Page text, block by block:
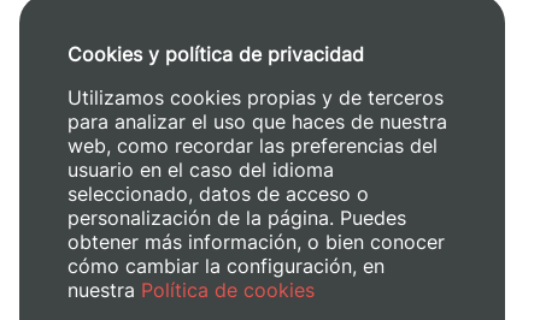
Exposició col·lectiva T47
Aquest dijous 5 de març a les 14.00 h.
s’inaugura l’exposició col·lectiva T47, en
Cookies y política de privacidad
Utilizamos cookies propias y de terceros
para analizar el uso que haces de nuestra
web, como recordar las preferencias del
usuario en el caso del idioma
seleccionado, datos de acceso o
personalización de la página. Puedes
obtener más información, o bien conocer
cómo cambiar la configuración, en
nuestra Política de cookies